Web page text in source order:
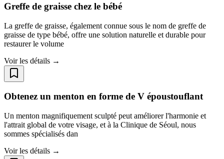
Greffe de graisse chez le bébé
La greffe de graisse, également connue sous le nom de greffe de
graisse de type bébé, offre une solution naturelle et durable pour
restaurer le volume
Voir les détails →
Obtenez un menton en forme de V époustouflant
Un menton magnifiquement sculpté peut améliorer l'harmonie et
l'attrait global de votre visage, et à la Clinique de Séoul, nous
sommes spécialisés dan
Voir les détails →